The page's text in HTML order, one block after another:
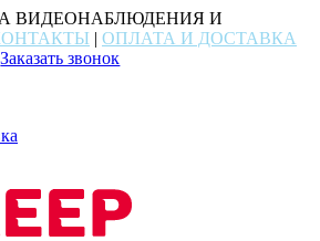
ВИДЕОНАБЛЮДЕНИЯ И
| ОПЛАТА И ДОСТАВКА
Заказать звонок